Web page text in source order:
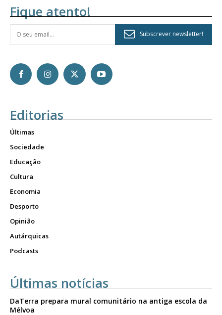
Fique atento!
Subscrever newsletter!
Editorias
Últimas
Sociedade
Educação
Cultura
Economia
Desporto
Opinião
Autárquicas
Podcasts
Últimas notícias
DaTerra prepara mural comunitário na antiga escola da
Mélvoa